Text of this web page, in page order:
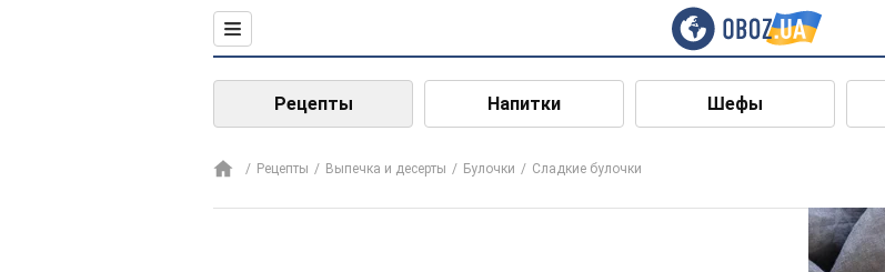
Рецепты Напитки Шефы
Рецепты Выпечка и десерты Булочки Сладкие булочки